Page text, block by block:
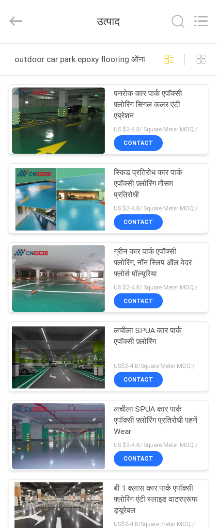
उत्पादों
हमारे
बारे
कारखाना
भ्रमण
गुणवत्ता
नियंत्रण
संपर्क
करें
एक
उद्धरण
का
अनुरोध
करें
साइटमैप
PRIVACY
POLICY
Materials
Rights
उत्पाद
outdoor car park epoxy flooring ऑनलाइन निर्माण
पनरोक कार पार्क एपॉक्सी
फ़्लोरिंग सिंगल कलर एंटी
एब्रेशन
US $2-4.8/ Square Meter MOQ:/
CONTACT
स्किड प्रतिरोध कार पार्क
एपॉक्सी फ़्लोरिंग मौसम
प्रतिरोधी
US $2-4.8/ Square Meter MOQ:/
CONTACT
ग्रीन कार पार्क एपॉक्सी
फ्लोरिंग, नॉन स्लिप ऑल वेदर
फ्लोर्स पॉल्यूरिया
US $2-4.8/ Square Meter MOQ:/
CONTACT
लचीला SPUA कार पार्क
एपॉक्सी फ़्लोरिंग
US$2-4.8/Square Meter MOQ:/
CONTACT
लचीला SPUA कार पार्क
एपॉक्सी फ़्लोरिंग प्रतिरोधी पहनें
Wear
US $2-4.8/ Square Meter MOQ:/
CONTACT
बी 1 क्लास कार पार्क एपॉक्सी
फ़्लोरिंग एंटी स्लाइड वाटरप्रूफ
ड्यूरेबल
US$2-4.8/Square meter MOQ:/